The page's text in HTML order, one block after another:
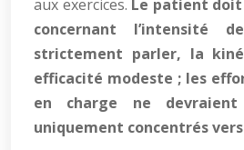
aux exercices. Le patient
concernant l’intensité
strictement parler, la
efficacité modeste ; les
en charge ne
uniquement concentrés